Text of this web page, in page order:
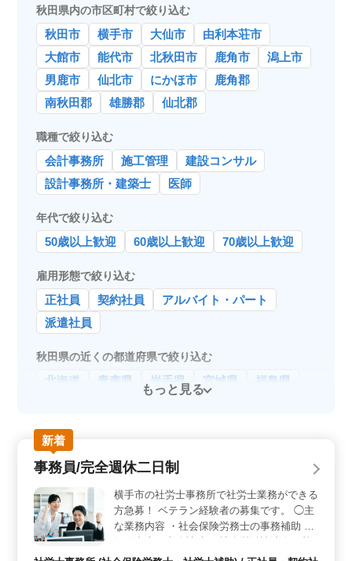
要がなく、秋田市内や近隣地域からも通いやすい職場で
す。最寄りの四ツ小屋駅にもアクセス可能で、通勤時の
ストレスを軽減できる点がポイントです。 ＜充実し
た福利厚生と収入＞ 賞与は年2回・計3.8ヶ月分支給さ
れるため、収入面でも安心です。社会保険が完備されて
おり、健康や老後の保障が整っています。さらに診療報
酬請求経験があれば応募可能で、経験を活かしながら安
定した収入を得られるチャンスです。
秋田県内の市区町村で絞り込む
秋田市 横手市 大仙市
由利本荘市
大館市
能代市 北秋田市 鹿角市
潟上市
男鹿市
仙北市 にかほ市
鹿角郡
南秋田郡
雄勝郡 仙北郡
職種で絞り込む
会計事務所 施工管理
建設コンサル
設計事務所・建築士
医師
年代で絞り込む
50歳以上歓迎 60歳以上歓迎 70歳以上歓迎
雇用形態で絞り込む
正社員 契約社員
アルバイト・パート
派遣社員
秋田県の近くの都道府県で絞り込む
北海道 青森県 岩手県 宮城県 福島県
もっと見る
新着
事務員/完全週休二日制
横手市の社労士事務所で社労士業務ができる
方急募！ ベテラン経験者の募集です。 ◯主
な業務内容 ・社会保険労務士の事務補助 ・
行政書士の事務補助 ・社会労働諸法令に基
づく各種書類の作成、給与計算事務等 ・パ